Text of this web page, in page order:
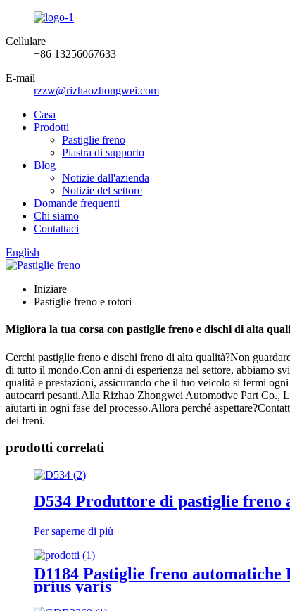
Cellulare
+86 13256067633
E-mail
rzzw@rizhaozhongwei.com
Casa
Prodotti
Pastiglie freno
Piastra di supporto
Blog
Notizie dall'azienda
Notizie del settore
Domande frequenti
Chi siamo
Contattaci
English
Iniziare
Pastiglie freno e rotori
Migliora la tua corsa con pastiglie freno e dischi di alta
Cerchi pastiglie freno e dischi freno di alta qualità?Non
di tutto il mondo.Con anni di esperienza nel settore, abbiamo
qualità e prestazioni, assicurando che il tuo veicolo si fermi
autocarri pesanti.Alla Rizhao Zhongwei Automotive Part Co.,
aiutarti in ogni fase del processo.Allora perché
dei freni.
prodotti correlati
D534 Produttore di pastiglie
Per saperne di più
D1184 Pastiglie freno
prius yaris